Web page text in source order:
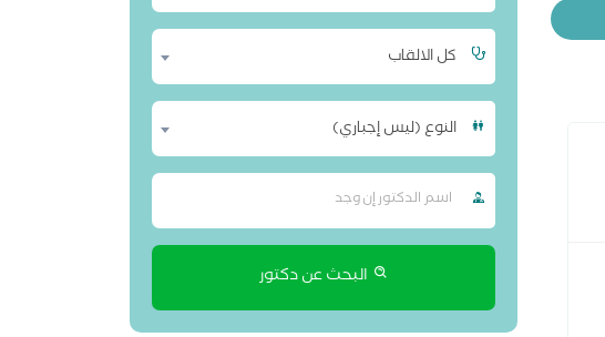
كل الالقاب
النوع (ليس إجباري)
البحث عن دكتور